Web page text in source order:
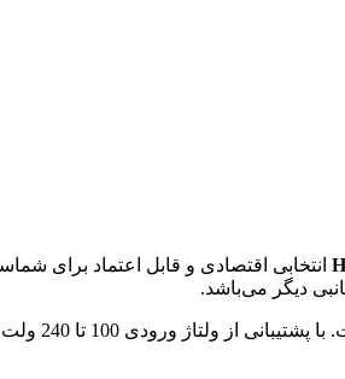
انتخابی اقتصادی و قابل اعتماد برای
دیگر می‌باشد.